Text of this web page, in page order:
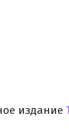
издание